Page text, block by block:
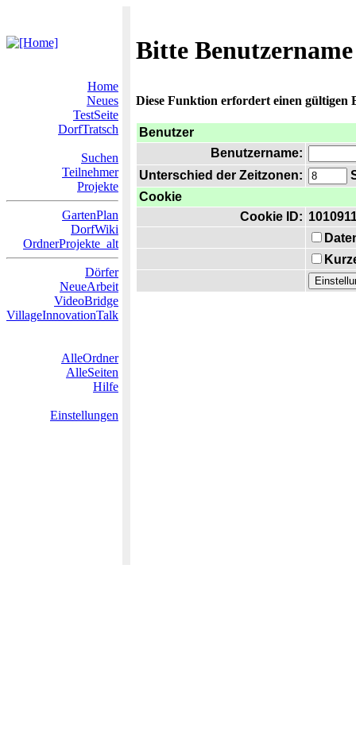
Bitte
Home
Neues
TestSeite
DorfTratsch
Suchen
Teilnehmer
Projekte
GartenPlan
DorfWiki
OrdnerProjekte_alt
Dörfer
NeueArbeit
VideoBridge
VillageInnovationTalk
AlleOrdner
AlleSeiten
Hilfe
Einstellungen
Diese Funktion erfordert einen gültigen
Benutzer
Benutzername:
Unterschied der Zeitzonen:
Cookie
Cookie ID: